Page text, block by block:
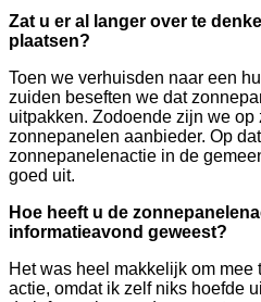
Zat u er al langer over te
plaatsen?
Toen we verhuisden naar een
zuiden beseften we dat
uitpakken. Zodoende zijn we op
zonnepanelen aanbieder. Op
zonnepanelenactie in de
goed uit.
Hoe heeft u de
informatieavond geweest?
Het was heel makkelijk om
actie, omdat ik zelf niks hoefde